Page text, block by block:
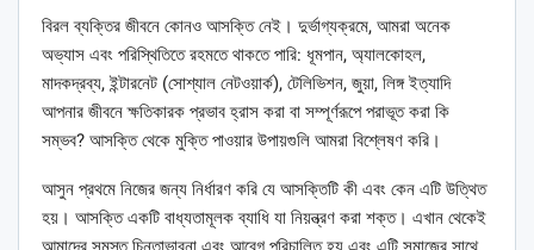
বিরল ব্যক্তির জীবনে কোনও আসক্তি নেই। দুর্ভাগ্যক্রমে, আমরা অনেক
অভ্যাস এবং পরিস্থিতিতে রহমতে থাকতে পারি: ধূমপান, অ্যালকোহল,
মাদকদ্রব্য, ইন্টারনেট (সোশ্যাল নেটওয়ার্ক), টেলিভিশন, জুয়া, লিঙ্গ ইত্যাদি
আপনার জীবনে ক্ষতিকারক প্রভাব হ্রাস করা বা সম্পূর্ণরূপে পরাভূত করা কি
সম্ভব? আসক্তি থেকে মুক্তি পাওয়ার উপায়গুলি আমরা বিশ্লেষণ করি।
আসুন প্রথমে নিজের জন্য নির্ধারণ করি যে আসক্তিটি কী এবং কেন এটি উত্থিত
হয়। আসক্তি একটি বাধ্যতামূলক ব্যাধি যা নিয়ন্ত্রণ করা শক্ত। এখান থেকেই